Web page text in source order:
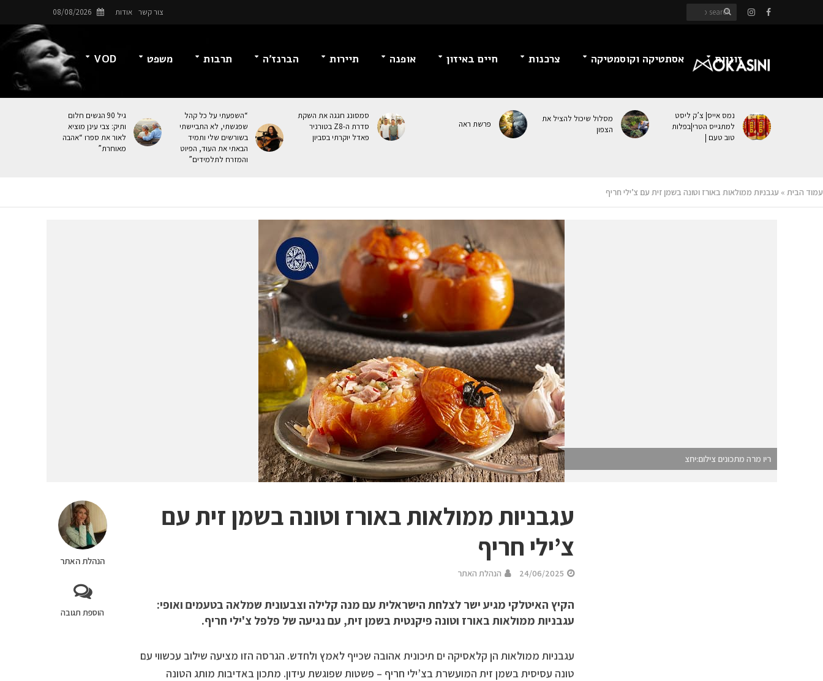
צור קשר אודות 08/08/2026
זוגיות אסתטיקה וקוסמטיקה צרכנות חיים באיזון אופנה תיירות הברנז’ה תרבות משפט VOD
נמס אייס| צ’ק ליסט
למתגייס הטרי|בפלות
טוב טעם |
מסלול שיכול להציל את
הצפון
פרשת ראה
סמסונג חגגה את השקת
סדרת ה-Z8 בטורניר
פאדל יוקרתי בסביון
“השפעתי על כל קהל
שפגשתי, לא התביישתי
בשורשים שלי ותמיד
הבאתי את העוּד, הפיוט
והמזרח לתלמידים”
גיל 90 הגשים חלום
ותיק: צבי עינן מוציא
לאור את ספרו “אהבה
מאוחרת”
עמוד הבית » עגבניות ממולאות באורז וטונה בשמן זית עם צ’ילי חריף
ריו מרה מתכונים צילום:יחצ
הנהלת האתר
הוספת תגובה
עגבניות ממולאות באורז וטונה בשמן זית עם
צ’ילי חריף
24/06/2025 הנהלת האתר
הקיץ האיטלקי מגיע ישר לצלחת הישראלית עם מנה קלילה וצבעונית שמלאה בטעמים ואופי:
עגבניות ממולאות באורז וטונה פיקנטית בשמן זית, עם נגיעה של פלפל צ'ילי חריף.
עגבניות ממולאות הן קלאסיקה ים תיכונית אהובה שכייף לאמץ ולחדש. הגרסה הזו מציעה שילוב עכשווי עם
טונה עסיסית בשמן זית המועשרת בצ’ילי חריף – פשטות שפוגשת עידון. מתכון באדיבות מותג הטונה